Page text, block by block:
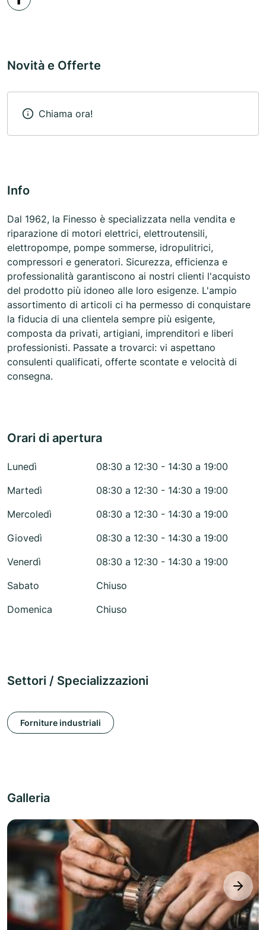
Novità e Offerte
Chiama ora!
Info
Dal 1962, la Finesso è specializzata nella vendita e
riparazione di motori elettrici, elettroutensili,
elettropompe, pompe sommerse, idropulitrici,
compressori e generatori. Sicurezza, efficienza e
professionalità garantiscono ai nostri clienti l'acquisto
del prodotto più idoneo alle loro esigenze. L'ampio
assortimento di articoli ci ha permesso di conquistare
la fiducia di una clientela sempre più esigente,
composta da privati, artigiani, imprenditori e liberi
professionisti. Passate a trovarci: vi aspettano
consulenti qualificati, offerte scontate e velocità di
consegna.
Orari di apertura
Lunedì
08:30 a 12:30 - 14:30 a 19:00
Martedì
08:30 a 12:30 - 14:30 a 19:00
Mercoledì
08:30 a 12:30 - 14:30 a 19:00
Giovedì
08:30 a 12:30 - 14:30 a 19:00
Venerdì
08:30 a 12:30 - 14:30 a 19:00
Sabato
Chiuso
Domenica
Chiuso
Settori / Specializzazioni
Forniture industriali
Galleria
next